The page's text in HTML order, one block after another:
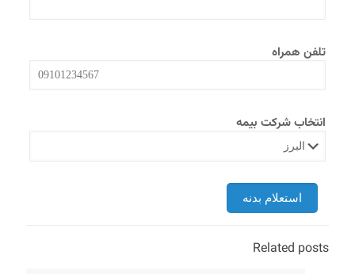
تلفن همراه
انتخاب شرکت بیمه
Related posts